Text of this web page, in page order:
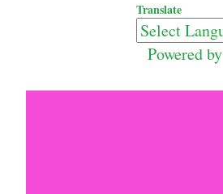
Translate
Powered by